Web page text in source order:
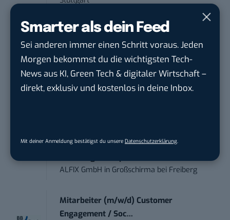
Smarter als dein Feed
Sei anderen immer einen Schritt voraus. Jeden
Morgen bekommst du die wichtigsten Tech-
News aus KI, Green Tech & digitaler Wirtschaft –
direkt, exklusiv und kostenlos in deine Inbox.
Mit deiner Anmeldung bestätigst du unsere Datenschutzerklärung.
Working Student Digital Learning – R&D
Pr...
Brainlabin Munich
Contentmanager (m/w/d) in Teilzeit (25-
Werkstudent (m/w/d) im Bereich
ALFIX GmbH in Großschirma bei Freiberg
Mitarbeiter (m/w/d) Customer
Engagement / Soc...